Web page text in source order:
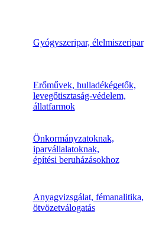
Gyógyszeripar, élelmiszeripar
Erőművek, hulladékégetők,
levegőtisztaság-védelem,
állatfarmok
Önkormányzatoknak,
iparvállalatoknak,
építési beruházásokhoz
Anyagvizsgálat, fémanalitika,
ötvözetválogatás